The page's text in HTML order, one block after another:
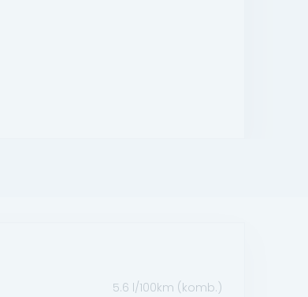
5.6 l/100km (komb.)